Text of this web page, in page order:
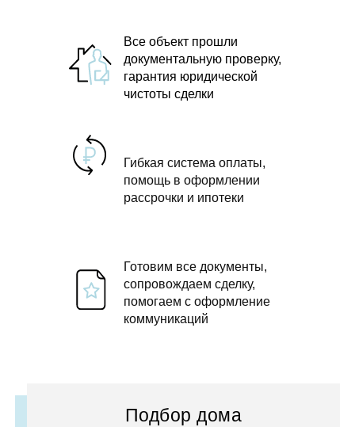
Все объект прошли
документальную проверку,
гарантия юридической
чистоты сделки
Гибкая система оплаты,
помощь в оформлении
рассрочки и ипотеки
Готовим все документы,
сопровождаем сделку,
помогаем с оформление
коммуникаций
Подбор дома